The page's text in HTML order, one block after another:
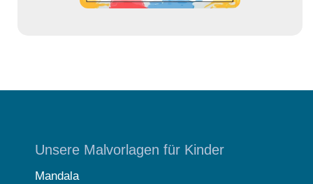
Unsere Malvorlagen für Kinder
Mandala